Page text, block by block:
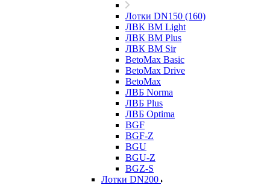
Лотки DN150 (160)
ЛВК ВМ Light
ЛВК ВМ Plus
ЛВК ВМ Sir
BetoMax Basic
BetoMax Drive
BetoMax
ЛВБ Norma
ЛВБ Plus
ЛВБ Optima
BGF
BGF-Z
BGU
BGU-Z
BGZ-S
Лотки DN200